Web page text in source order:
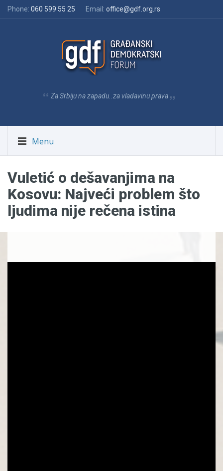
Phone: 060 599 55 25 Email: office@gdf.org.rs
Za Srbiju na zapadu..za vladavinu prava
Menu
Vuletić o dešavanjima na
Kosovu: Najveći problem što
ljudima nije rečena istina